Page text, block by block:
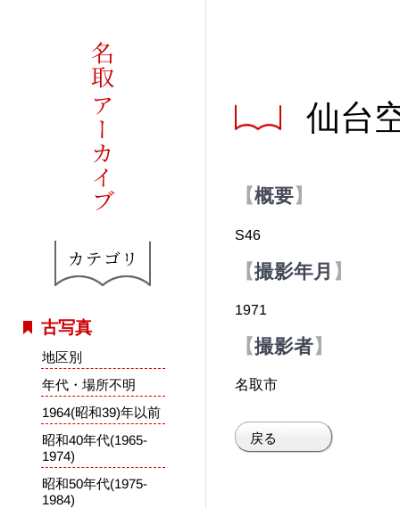
古写真
地区別
年代・場所不明
1964(昭和39)年以前
昭和40年代(1965-
1974)
昭和50年代(1975-
1984)
仙台
概要
S46
撮影年月
1971
撮影者
名取市
戻る